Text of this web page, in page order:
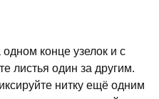
конце узелок и с
листья один за другим.
нитку ещё одним